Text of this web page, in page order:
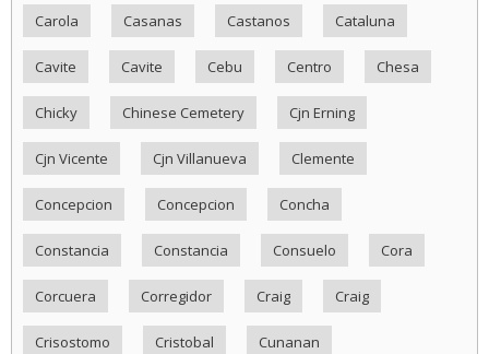
Carola Casanas Castanos Cataluna
Cavite Cavite Cebu Centro Chesa
Chicky Chinese Cemetery Cjn Erning
Cjn Vicente Cjn Villanueva Clemente
Concepcion Concepcion Concha
Constancia Constancia Consuelo Cora
Corcuera Corregidor Craig Craig
Crisostomo Cristobal Cunanan